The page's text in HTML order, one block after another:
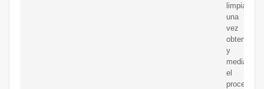
limpian
una
vez
obtenidas
y
mediante
el
proceso